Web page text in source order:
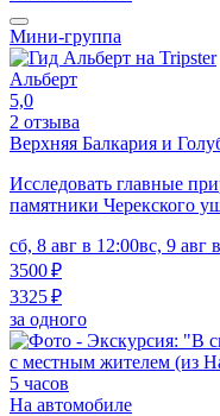
Мини-группа
Альберт
5,0
2 отзыва
Верхняя Балкария и
Исследовать главные
памятники Черекского
сб, 8 авг в 12:00вс, 9 авг
3500 ₽
3325 ₽
за одного
5 часов
На автомобиле